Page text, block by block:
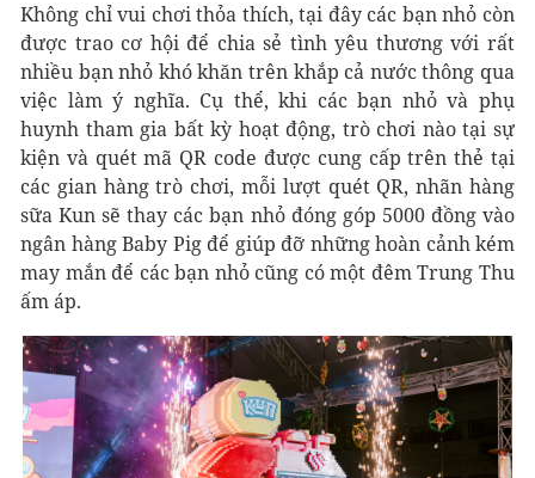
Không chỉ vui chơi thỏa thích, tại đây các bạn nhỏ còn
được trao cơ hội để chia sẻ tình yêu thương với rất
nhiều bạn nhỏ khó khăn trên khắp cả nước thông qua
việc làm ý nghĩa. Cụ thể, khi các bạn nhỏ và phụ
huynh tham gia bất kỳ hoạt động, trò chơi nào tại sự
kiện và quét mã QR code được cung cấp trên thẻ tại
các gian hàng trò chơi, mỗi lượt quét QR, nhãn hàng
sữa Kun sẽ thay các bạn nhỏ đóng góp 5000 đồng vào
ngân hàng Baby Pig để giúp đỡ những hoàn cảnh kém
may mắn để các bạn nhỏ cũng có một đêm Trung Thu
ấm áp.